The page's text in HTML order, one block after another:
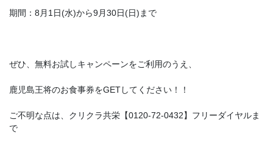
期間：8月1日(水)から9月30日(日)まで
ぜひ、無料お試しキャンペーンをご利用のうえ、
鹿児島王将のお食事券をGETしてください！！
ご不明な点は、クリクラ共栄【0120-72-0432】フリーダイヤルま
で